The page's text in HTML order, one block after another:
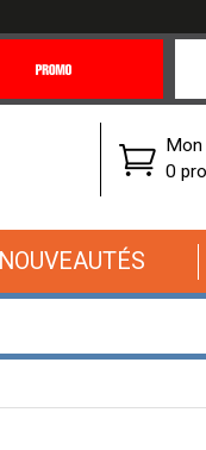
Mon
0
NOUVEAUTÉS